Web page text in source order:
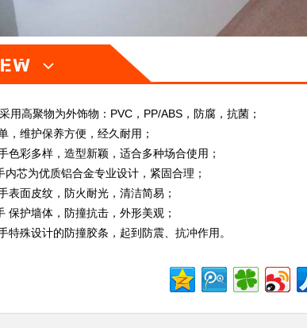
用高聚物为外饰物：PVC，PP/ABS，防腐，抗菌；
，维护保养方便，经久耐用；
色彩多样，造型新颖，适合多种场合使用；
内芯为优质铝合金专业设计，紧固合理；
表面皮纹，防火耐光，清洁简易；
保护墙体，防撞抗击，外形美观；
特殊设计的防撞胶条，起到防震、抗冲作用。